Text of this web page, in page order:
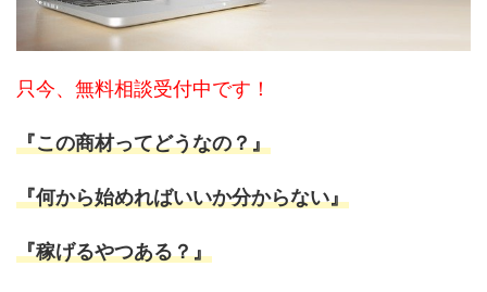
只今、無料相談受付中です！
『この商材ってどうなの？』
『何から始めればいいか分からない』
『稼げるやつある？』